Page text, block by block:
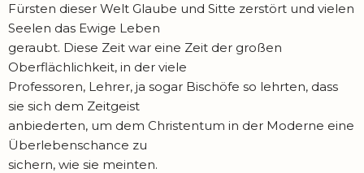
Fürsten dieser Welt Glaube und Sitte zerstört und vielen
Seelen das Ewige Leben
geraubt. Diese Zeit war eine Zeit der großen
Oberflächlichkeit, in der viele
Professoren, Lehrer, ja sogar Bischöfe so lehrten, dass
sie sich dem Zeitgeist
anbiederten, um dem Christentum in der Moderne eine
Überlebenschance zu
sichern, wie sie meinten.